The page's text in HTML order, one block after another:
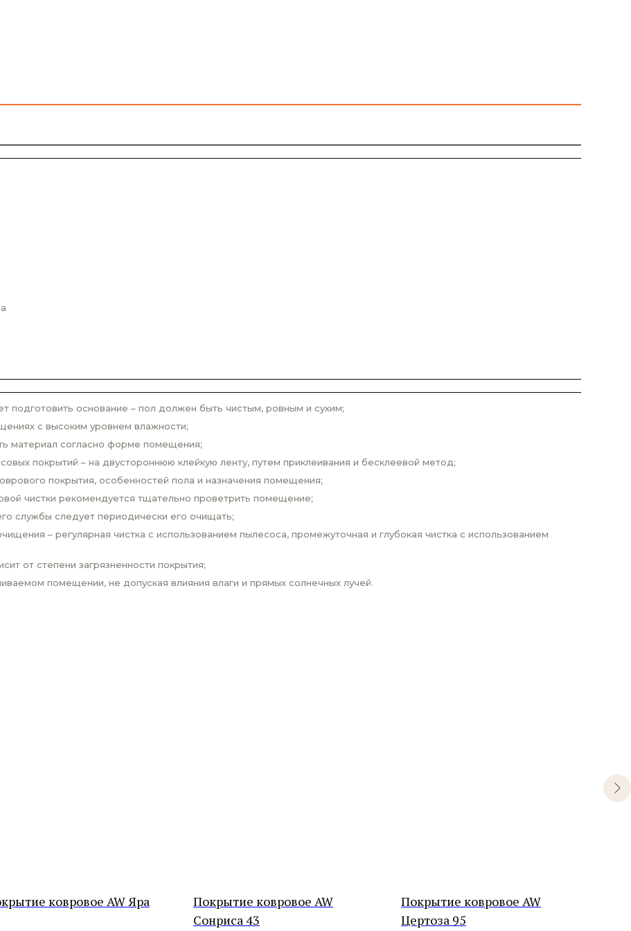
подготовить основание – пол должен быть чистым, ровным и сухим;
с высоким уровнем влажности;
материал согласно форме помещения;
покрытий – на двустороннюю клейкую ленту, путем приклеивания и бесклеевой метод;
покрытия, особенностей пола и назначения помещения;
чистки рекомендуется тщательно проветрить помещение;
службы следует периодически его очищать;
– регулярная чистка с использованием пылесоса, промежуточная и глубокая чистка с использованием
от степени загрязненности покрытия;
помещении, не допуская влияния влаги и прямых солнечных лучей.
ковровое AW Яра
Покрытие ковровое AW
Сонриса 43
Покрытие ковровое AW
Цертоза 95